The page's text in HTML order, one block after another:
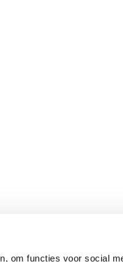
om functies voor social